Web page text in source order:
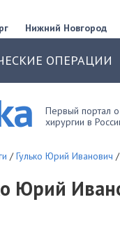
Нижний Новгород
ОПЕРАЦИИ
Первый портал о
хирургии в
/ Гулько Юрий Иванович /
Юрий